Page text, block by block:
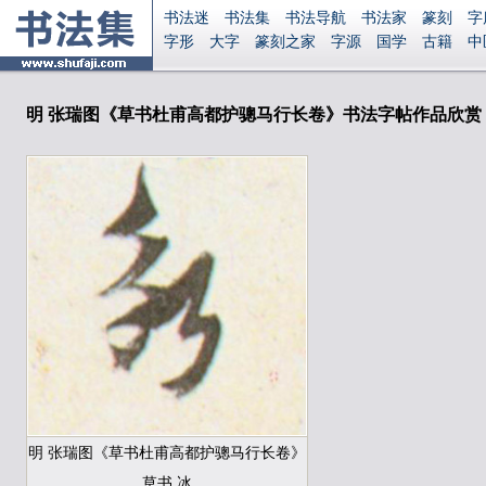
书法迷 书法集 书法导航 书法家 篆刻
字
字形
大字 篆刻之家 字源 国学 古籍
中
明 张瑞图《草书杜甫高都护骢马行长卷》书法字帖作品欣赏
明 张瑞图《草书杜甫高都护骢马行长卷》